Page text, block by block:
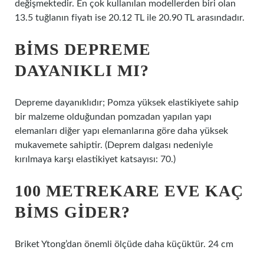
değişmektedir. En çok kullanılan modellerden biri olan
13.5 tuğlanın fiyatı ise 20.12 TL ile 20.90 TL arasındadır.
BIMS DEPREME
DAYANIKLI MI?
Depreme dayanıklıdır; Pomza yüksek elastikiyete sahip
bir malzeme olduğundan pomzadan yapılan yapı
elemanları diğer yapı elemanlarına göre daha yüksek
mukavemete sahiptir. (Deprem dalgası nedeniyle
kırılmaya karşı elastikiyet katsayısı: 70.)
100 METREKARE EVE KAÇ
BIMS GIDER?
Briket Ytong’dan önemli ölçüde daha küçüktür. 24 cm